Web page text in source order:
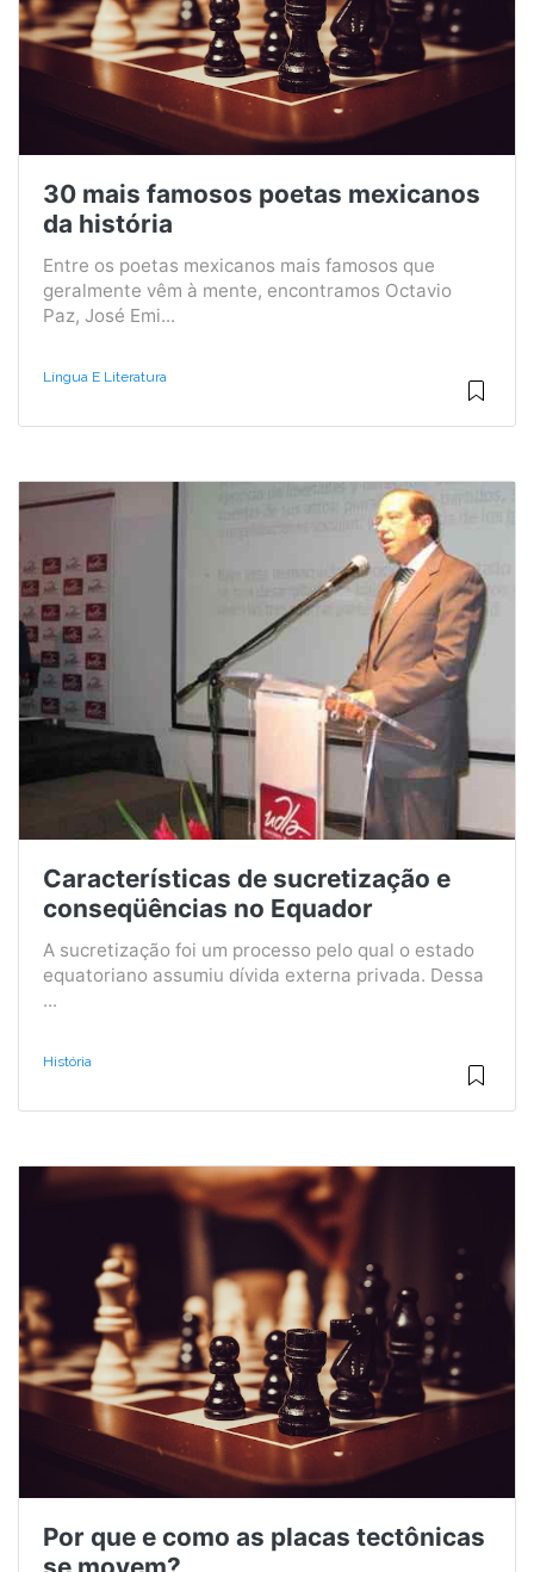
30 mais famosos poetas mexicanos
da história
Entre os poetas mexicanos mais famosos que
geralmente vêm à mente, encontramos Octavio
Paz, José Emi...
Língua E Literatura
Características de sucretização e
conseqüências no Equador
A sucretização foi um processo pelo qual o estado
equatoriano assumiu dívida externa privada. Dessa
...
História
Por que e como as placas tectônicas
se movem?